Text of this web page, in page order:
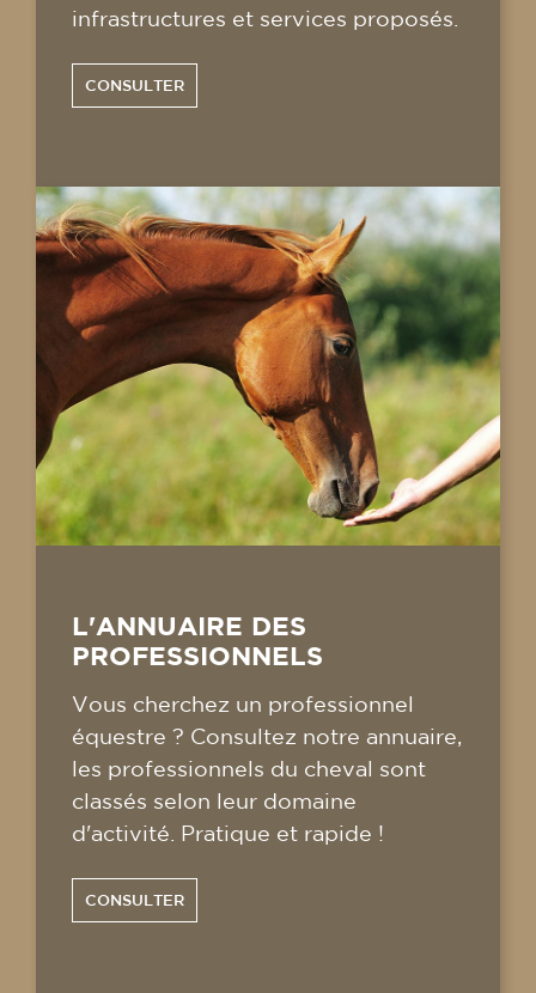
infrastructures et services proposés.
CONSULTER
L'ANNUAIRE DES
PROFESSIONNELS
Vous cherchez un professionnel
équestre ? Consultez notre annuaire,
les professionnels du cheval sont
classés selon leur domaine
d'activité. Pratique et rapide !
CONSULTER